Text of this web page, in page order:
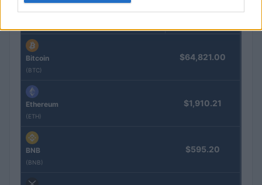
Bitcoin
(BTC)
$64,821.00
Ethereum
(ETH)
$1,910.21
BNB
(BNB)
$595.20